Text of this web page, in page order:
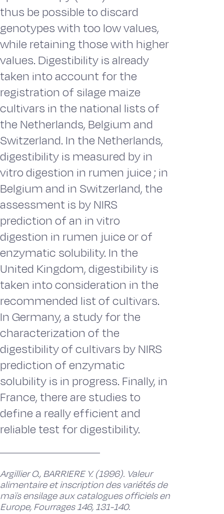
thus be possible to discard
genotypes with too low values,
while retaining those with higher
values. Digestibility is already
taken into account for the
registration of silage maize
cultivars in the national lists of
the Netherlands, Belgium and
Switzerland. In the Netherlands,
digestibility is measured by in
vitro digestion in rumen juice ; in
Belgium and in Switzerland, the
assessment is by NIRS
prediction of an in vitro
digestion in rumen juice or of
enzymatic solubility. In the
United Kingdom, digestibility is
taken into consideration in the
recommended list of cultivars.
In Germany, a study for the
characterization of the
digestibility of cultivars by NIRS
prediction of enzymatic
solubility is in progress. Finally, in
France, there are studies to
define a really efficient and
reliable test for digestibility.
Argillier O., BARRIERE Y. (1996). Valeur
alimentaire et inscription des variétés de
maïs ensilage aux catalogues officiels en
Europe, Fourrages 146, 131-140.